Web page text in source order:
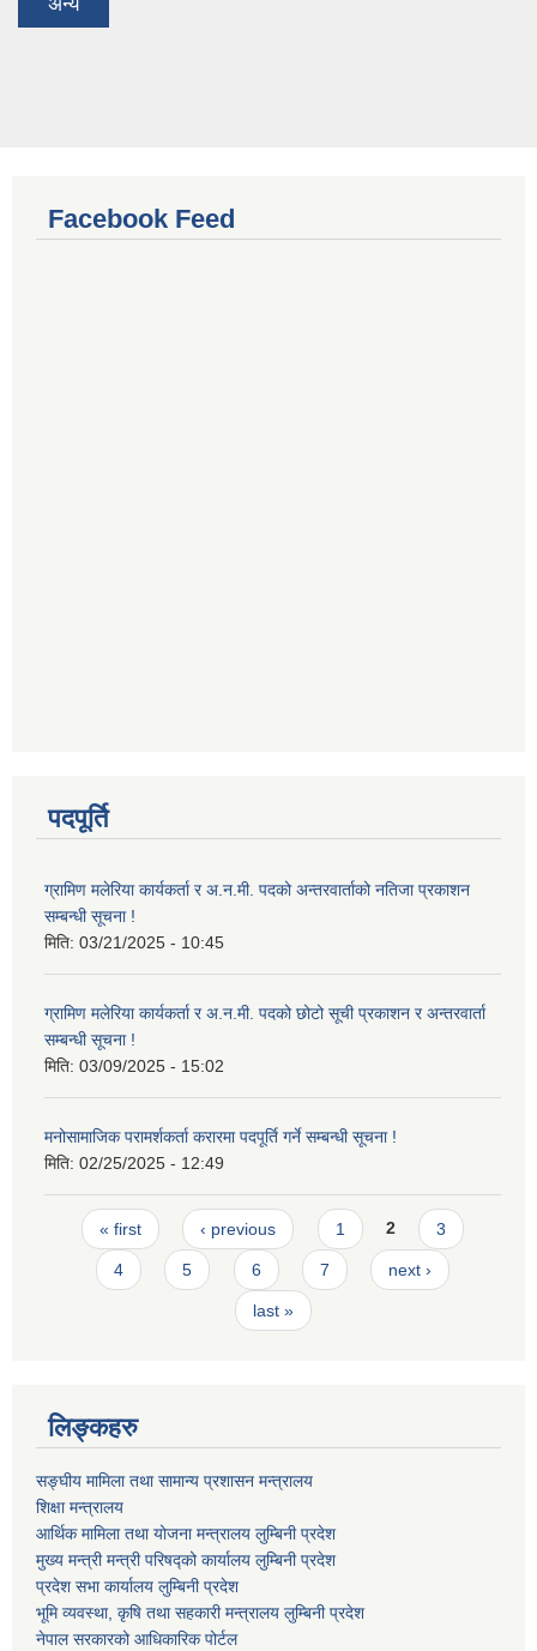
Facebook Feed
पदपूर्ति
ग्रामिण मलेरिया कार्यकर्ता र अ.न.मी. पदको अन्तरवार्ताको नतिजा प्रकाशन
सम्बन्धी सूचना !
मिति: 03/21/2025 - 10:45
ग्रामिण मलेरिया कार्यकर्ता र अ.न.मी. पदको छोटो सूची प्रकाशन र अन्तरवार्ता
सम्बन्धी सूचना !
मिति: 03/09/2025 - 15:02
मनोसामाजिक परामर्शकर्ता करारमा पदपूर्ति गर्ने सम्बन्धी सूचना !
मिति: 02/25/2025 - 12:49
Pages
« first ‹ previous 1 2 3
4 5 6 7 next ›
last »
लिङ्कहरु
सङ्घीय मामिला तथा सामान्य प्रशासन मन्त्रालय
शिक्षा मन्त्रालय
आर्थिक मामिला तथा योजना मन्त्रालय लुम्बिनी प्रदेश
मुख्य मन्त्री मन्त्री परिषद्को कार्यालय लुम्बिनी प्रदेश
प्रदेश सभा कार्यालय लुम्बिनी प्रदेश
भूमि व्यवस्था, कृषि तथा सहकारी मन्त्रालय लुम्बिनी प्रदेश
नेपाल सरकारको आधिकारिक पोर्टल